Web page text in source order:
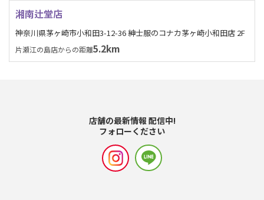
湘南辻堂店
神奈川県茅ヶ崎市小和田3-12-36 紳士服のコナカ茅ヶ崎小和田店 2F
片瀬江の島店からの距離5.2km
店舗の最新情報 配信中!
フォローください